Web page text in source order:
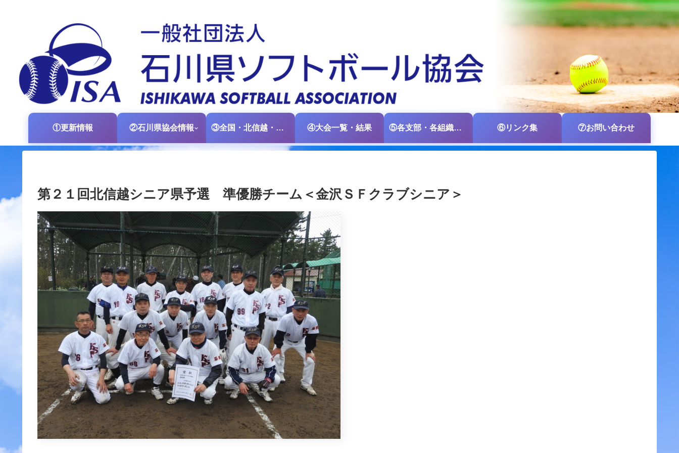
①更新情報 ②石川県協会情報 ③全国・北信越・中日本大会情報 ④大会一覧・結果 ⑤各支部・各組織の掲示板 ⑥リンク集 ⑦お問い合わせ
第２１回北信越シニア県予選 準優勝チーム＜金沢ＳＦクラブシニア＞